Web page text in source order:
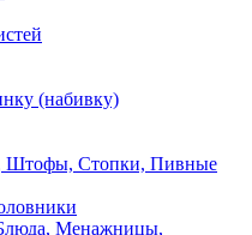
(набивку)
Штофы, Стопки, Пивные
Менажницы,